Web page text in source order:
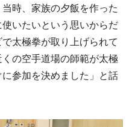
時、家族の夕飯を作った
いたいという思いからだ
太極拳が取り上げられて
の空手道場の師範が太極
参加を決めました」と話